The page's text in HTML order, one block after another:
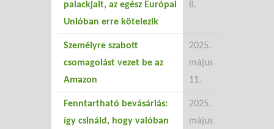
palackjait, az egész Európai
Unióban erre kötelezik
8.
Személyre szabott
csomagolást vezet be az
Amazon
2025.
május
11.
Fenntartható bevásárlás:
így csináld, hogy valóban
2025.
május